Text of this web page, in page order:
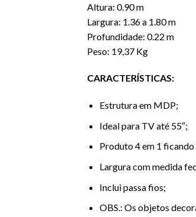
Altura: 0.90 m
Largura: 1.36 a 1.80 m
Profundidade: 0.22 m
Peso: 19,37 Kg
CARACTERÍSTICAS:
Estrutura em MDP;
Ideal para TV até 55″;
Produto 4 em 1
Largura com medida
Inclui passa fios;
OBS.: Os objetos